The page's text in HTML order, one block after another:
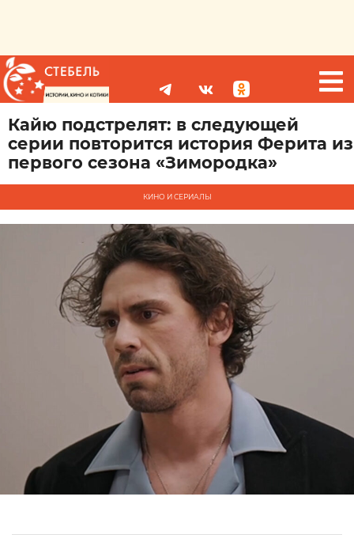
Кайю подстрелят: в следующей
серии повторится история Ферита из
первого сезона «Зимородка»
КИНО И СЕРИАЛЫ